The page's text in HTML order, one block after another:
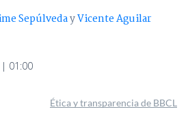
SepúlvedayVicente Aguilar
| 01:00
Ética y transparencia de BBCL